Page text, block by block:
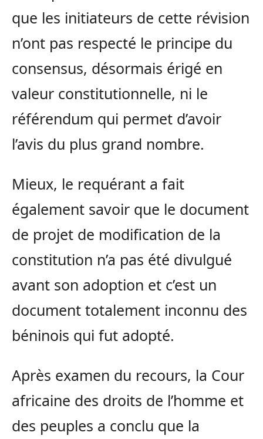
que les initiateurs de cette révision
n’ont pas respecté le principe du
consensus, désormais érigé en
valeur constitutionnelle, ni le
référendum qui permet d’avoir
l’avis du plus grand nombre.
Mieux, le requérant a fait
également savoir que le document
de projet de modification de la
constitution n’a pas été divulgué
avant son adoption et c’est un
document totalement inconnu des
béninois qui fut adopté.
Après examen du recours, la Cour
africaine des droits de l’homme et
des peuples a conclu que la